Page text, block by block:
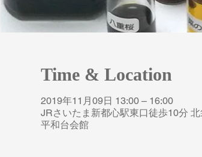
Time & Location
2019年11月09日 13:00 – 16:00
JRさいたま新都心駅東口徒歩10分
平和台会館